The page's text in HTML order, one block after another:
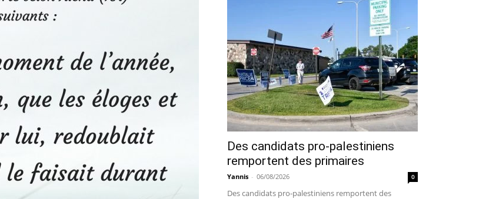
Des candidats pro-palestiniens
remportent des primaires
Yannis - 06/08/2026 0
Des candidats pro-palestiniens remportent des